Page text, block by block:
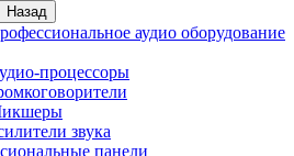
Назад
аудио оборудование
процессоры
звука
панели